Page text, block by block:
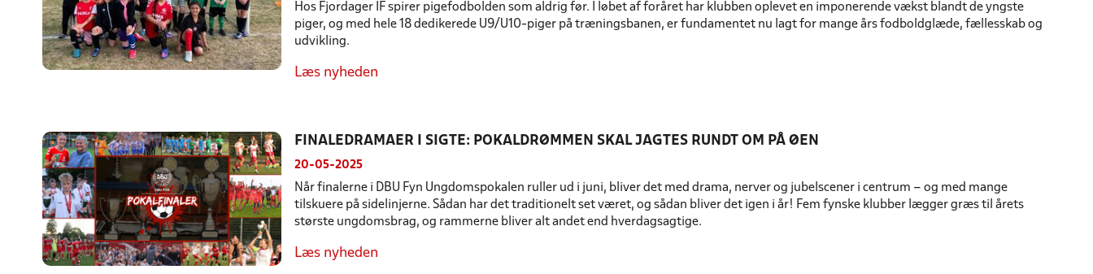
Hos Fjordager IF spirer pigefodbolden som aldrig før. I løbet af foråret har klubben oplevet en imponerende vækst blandt de yngste
piger, og med hele 18 dedikerede U9/U10-piger på træningsbanen, er fundamentet nu lagt for mange års fodboldglæde, fællesskab og
udvikling.
Læs nyheden
FINALEDRAMAER I SIGTE: POKALDRØMMEN SKAL JAGTES RUNDT OM PÅ ØEN
20-05-2025
Når finalerne i DBU Fyn Ungdomspokalen ruller ud i juni, bliver det med drama, nerver og jubelscener i centrum – og med mange
tilskuere på sidelinjerne. Sådan har det traditionelt set været, og sådan bliver det igen i år! Fem fynske klubber lægger græs til årets
største ungdomsbrag, og rammerne bliver alt andet end hverdagsagtige.
Læs nyheden